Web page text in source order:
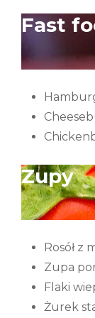
Fast
Zupy
Rosół z
Zupa
Flaki
Żurek